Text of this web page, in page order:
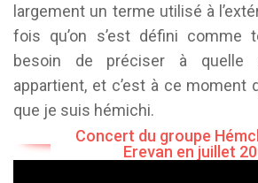
largement un terme utilisé à
fois qu’on s’est défini comme
besoin de préciser à quelle
appartient, et c’est à ce moment
que je suis hémichi.
Concert du groupe
Erevan en juillet